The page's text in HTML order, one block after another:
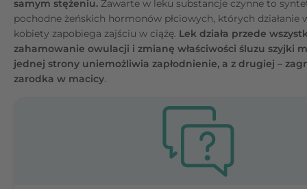
samym stężeniu. Zawarte w leku substancje czynne to
pochodne żeńskich hormonów płciowych, których działanie
kobiety zapobiega zajściu w ciążę. Lek działa przede
zahamowanie owulacji i zmianę właściwości śluzu szyjki
jednej strony uniemożliwia zapłodnienie, a z drugiej –
zarodka w macicy.